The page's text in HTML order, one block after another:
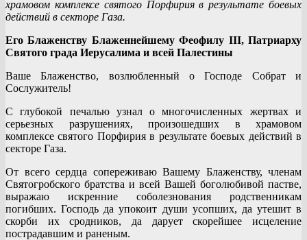
храмовом комплексе святого Порфирия в результате боевых
действий в секторе Газа.
Его Блаженству Блаженнейшему Феофилу III, Патриарху
Святого града Иерусалима и всей Палестины
Ваше Блаженство, возлюбленный о Господе Собрат и
Сослужитель!
С глубокой печалью узнал о многочисленных жертвах и
серьезных разрушениях, произошедших в храмовом
комплексе святого Порфирия в результате боевых действий в
секторе Газа.
От всего сердца сопереживаю Вашему Блаженству, членам
Святогробского братства и всей Вашей боголюбивой пастве,
выражаю искренние соболезнования родственникам
погибших. Господь да упокоит души усопших, да утешит в
скорби их сродников, да дарует скорейшее исцеление
пострадавшим и раненым.